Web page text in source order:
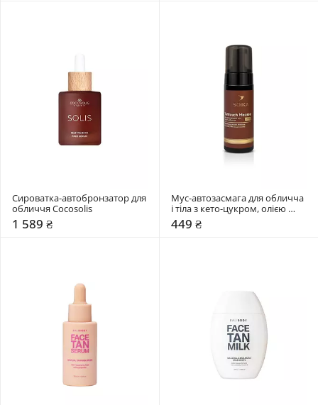
Сироватка-автобронзатор для
обличчя Cocosolis
1 589 ₴
Мус-автозасмага для обличча
і тіла з кето-цукром, олією
авокадо, жожоба Soika
449 ₴